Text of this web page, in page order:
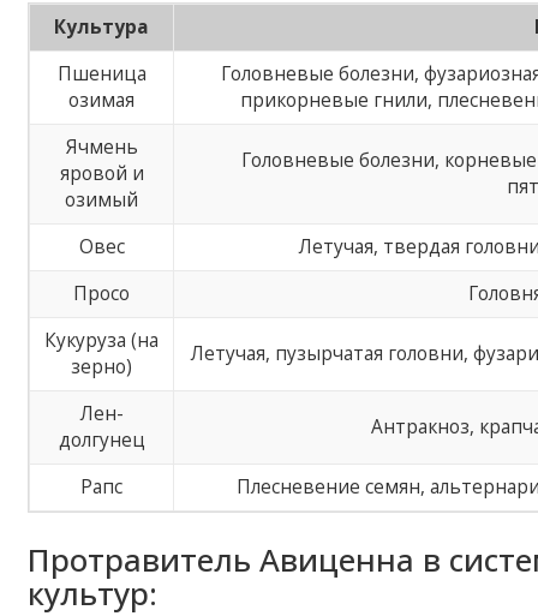
Культура
Пшеница
озимая
Головневые болезни,
прикорневые гнили,
Ячмень
яровой и
озимый
Головневые болезни,
Овес
Летучая, твердая
Просо
Кукуруза (на
зерно)
Летучая, пузырчатая головни,
Лен-
долгунец
Антракноз,
Рапс Плесневение семян,
Протравитель Авиценна в
культур: